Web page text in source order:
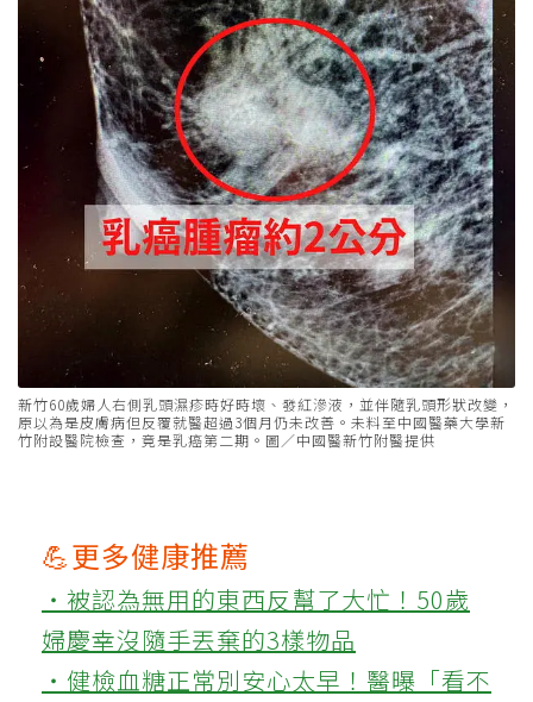
新竹60歲婦人右側乳頭濕疹時好時壞、發紅滲液，並伴隨乳頭形狀改變，
原以為是皮膚病但反覆就醫超過3個月仍未改善。未料至中國醫藥大學新
竹附設醫院檢查，竟是乳癌第二期。圖／中國醫新竹附醫提供
💪更多健康推薦
‧被認為無用的東西反幫了大忙！50歲
婦慶幸沒隨手丟棄的3樣物品
‧健檢血糖正常別安心太早！醫曝「看不